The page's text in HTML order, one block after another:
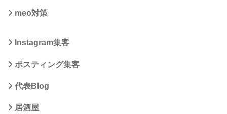
meo対策
Instagram集客
ポスティング集客
代表Blog
居酒屋